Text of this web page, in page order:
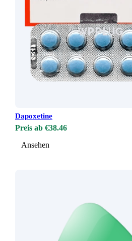
Dapoxetine
Preis ab €38.46
Ansehen